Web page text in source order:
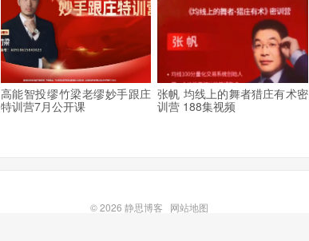
高能智投缪竹梁老缪妙手跟庄
特训营7月公开课
张帆 均线上的舞者猎庄有术密
训营 188集视频
© 2026 静思博客
网站地图